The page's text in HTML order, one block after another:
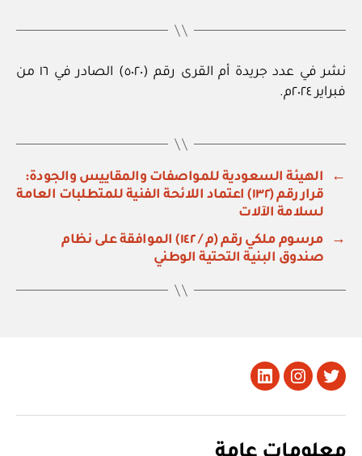
نشر في عدد جريدة أم القرى رقم (٥٠٢٠) الصادر في ١٦ من
فبراير ٢٠٢٤م.
←
الهيئة السعودية للمواصفات والمقاييس والجودة:
قرار رقم (١٣٢) اعتماد اللائحة الفنية للمتطلبات العامة
لسلامة الآلات
→
مرسوم ملكي رقم (م / ١٤٢) الموافقة على نظام
صندوق البنية التحتية الوطني
تويتر Instagram
LinkedIn